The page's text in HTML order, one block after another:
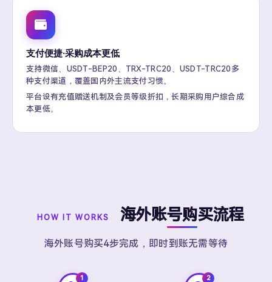
支付便捷·采购成本更低
支持微信、USDT-BEP20、TRX-TRC20、USDT-TRC20多
种支付渠道，覆盖国内外主流支付习惯。
平台设有充值赠送机制及会员等级折扣，长期采购用户综合成
本更低。
HOW IT WORKS 海外账号购买流程
海外账号购买4步完成，即时到账无需等待